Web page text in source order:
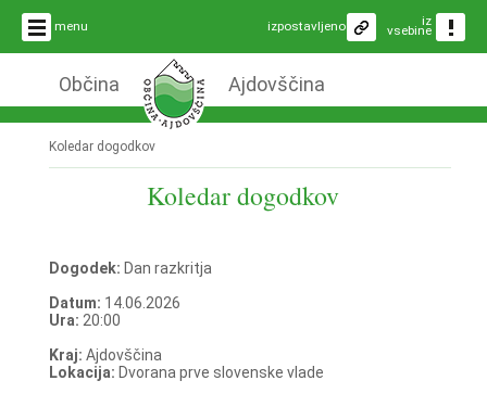
menu iz
vsebine
izpostavljeno
Občina Ajdovščina
Koledar dogodkov
Koledar dogodkov
Dogodek: Dan razkritja
Datum: 14.06.2026
Ura: 20:00
Kraj: Ajdovščina
Lokacija: Dvorana prve slovenske vlade